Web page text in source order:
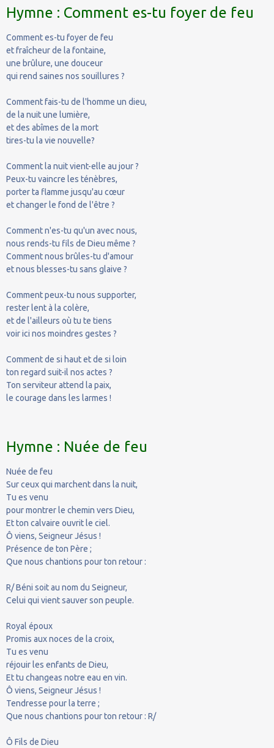
Hymne : Comment es-tu foyer de feu
Comment es-tu foyer de feu
et fraîcheur de la fontaine,
une brûlure, une douceur
qui rend saines nos souillures ?
Comment fais-tu de l'homme un dieu,
de la nuit une lumière,
et des abîmes de la mort
tires-tu la vie nouvelle?
Comment la nuit vient-elle au jour ?
Peux-tu vaincre les ténèbres,
porter ta flamme jusqu'au cœur
et changer le fond de l'être ?
Comment n'es-tu qu'un avec nous,
nous rends-tu fils de Dieu même ?
Comment nous brûles-tu d'amour
et nous blesses-tu sans glaive ?
Comment peux-tu nous supporter,
rester lent à la colère,
et de l'ailleurs où tu te tiens
voir ici nos moindres gestes ?
Comment de si haut et de si loin
ton regard suit-il nos actes ?
Ton serviteur attend la paix,
le courage dans les larmes !
Hymne : Nuée de feu
Nuée de feu
Sur ceux qui marchent dans la nuit,
Tu es venu
pour montrer le chemin vers Dieu,
Et ton calvaire ouvrit le ciel.
Ô viens, Seigneur Jésus !
Présence de ton Père ;
Que nous chantions pour ton retour :
R/ Béni soit au nom du Seigneur,
Celui qui vient sauver son peuple.
Royal époux
Promis aux noces de la croix,
Tu es venu
réjouir les enfants de Dieu,
Et tu changeas notre eau en vin.
Ô viens, Seigneur Jésus !
Tendresse pour la terre ;
Que nous chantions pour ton retour : R/
Ô Fils de Dieu